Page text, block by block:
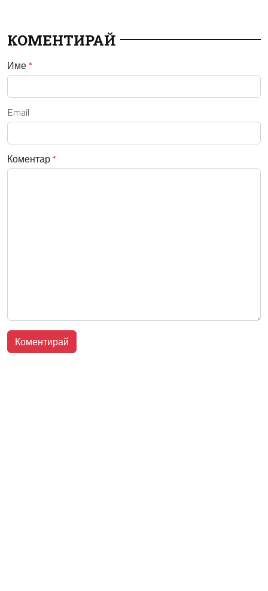
КОМЕНТИРАЙ
Име *
Email
Коментар *